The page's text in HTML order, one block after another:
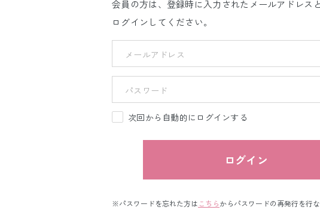
会員の方は、登録時に入力されたメールアドレス
ログインしてください。
次回から自動的にログインする
ログイン
※パスワードを忘れた方は こちらからパスワードの再発行を行